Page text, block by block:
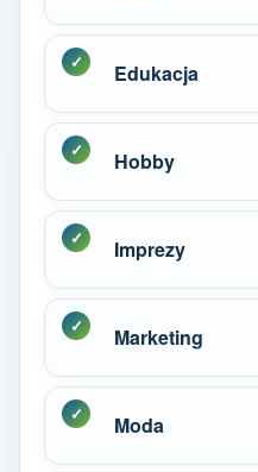
Edukacja
Hobby
Imprezy
Marketing
Moda